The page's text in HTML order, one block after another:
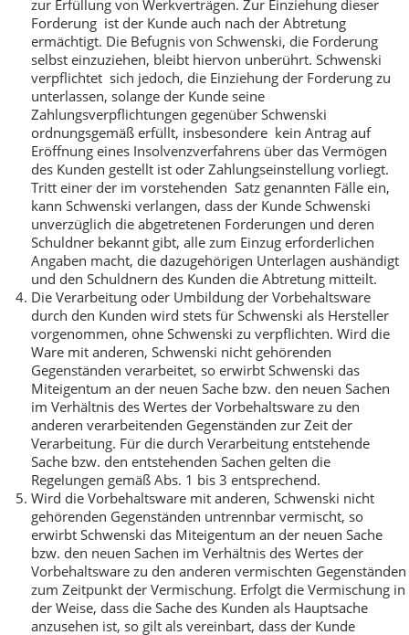
zur Erfüllung von Werkverträgen. Zur Einziehung dieser
Forderung ist der Kunde auch nach der Abtretung
ermächtigt. Die Befugnis von Schwenski, die Forderung
selbst einzuziehen, bleibt hiervon unberührt. Schwenski
verpflichtet sich jedoch, die Einziehung der Forderung zu
unterlassen, solange der Kunde seine
Zahlungsverpflichtungen gegenüber Schwenski
ordnungsgemäß erfüllt, insbesondere kein Antrag auf
Eröffnung eines Insolvenzverfahrens über das Vermögen
des Kunden gestellt ist oder Zahlungseinstellung vorliegt.
Tritt einer der im vorstehenden Satz genannten Fälle ein,
kann Schwenski verlangen, dass der Kunde Schwenski
unverzüglich die abgetretenen Forderungen und deren
Schuldner bekannt gibt, alle zum Einzug erforderlichen
Angaben macht, die dazugehörigen Unterlagen aushändigt
und den Schuldnern des Kunden die Abtretung mitteilt.
Die Verarbeitung oder Umbildung der Vorbehaltsware
durch den Kunden wird stets für Schwenski als Hersteller
vorgenommen, ohne Schwenski zu verpflichten. Wird die
Ware mit anderen, Schwenski nicht gehörenden
Gegenständen verarbeitet, so erwirbt Schwenski das
Miteigentum an der neuen Sache bzw. den neuen Sachen
im Verhältnis des Wertes der Vorbehaltsware zu den
anderen verarbeitenden Gegenständen zur Zeit der
Verarbeitung. Für die durch Verarbeitung entstehende
Sache bzw. den entstehenden Sachen gelten die
Regelungen gemäß Abs. 1 bis 3 entsprechend.
Wird die Vorbehaltsware mit anderen, Schwenski nicht
gehörenden Gegenständen untrennbar vermischt, so
erwirbt Schwenski das Miteigentum an der neuen Sache
bzw. den neuen Sachen im Verhältnis des Wertes der
Vorbehaltsware zu den anderen vermischten Gegenständen
zum Zeitpunkt der Vermischung. Erfolgt die Vermischung in
der Weise, dass die Sache des Kunden als Hauptsache
anzusehen ist, so gilt als vereinbart, dass der Kunde